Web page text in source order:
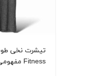
Fitness مفهومی